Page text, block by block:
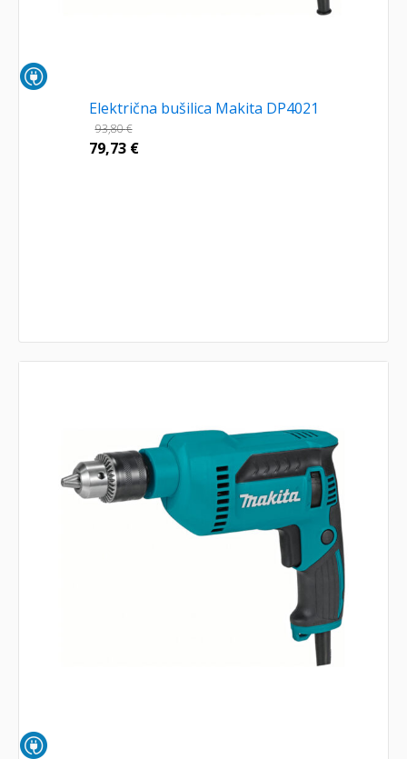
Električna bušilica Makita DP4021
93,80€
79,73 €